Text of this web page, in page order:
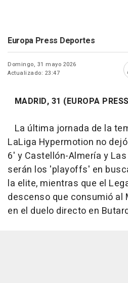
Europa Press Deportes
Domingo, 31 mayo 2026
Actualizado: 23:47
MADRID, 31 (EUROPA
La última jornada de la
LaLiga Hypermotion no
6' y Castellón-Almería y
serán los 'playoffs' en
la elite, mientras que el
descenso que consumió al
en el duelo directo en